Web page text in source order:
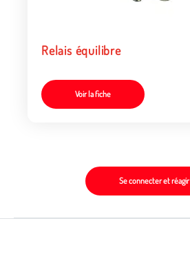
Relais équilibre
Voir la fiche
Se connecter et réagir